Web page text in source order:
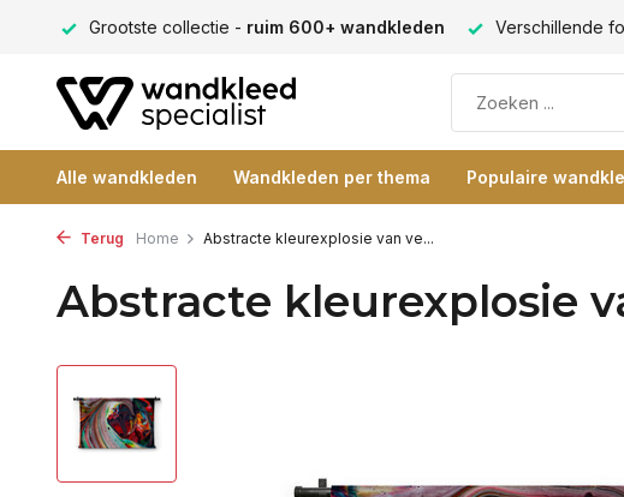
collectie -ruim 600+ wandkleden Verschillende formaten -altijd
Alle wandkleden Wandkleden per thema Populaire
Terug Home Abstracte kleurexplosie van ve...
Abstracte kleurexplosie